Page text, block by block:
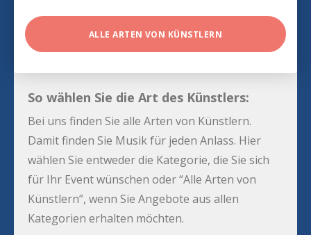
ALLE ARTEN VON KÜNSTLERN
So wählen Sie die Art des Künstlers:
Bei uns finden Sie alle Arten von Künstlern.
Damit finden Sie Musik für jeden Anlass. Hier
wählen Sie entweder die Kategorie, die Sie sich
für Ihr Event wünschen oder “Alle Arten von
Künstlern”, wenn Sie Angebote aus allen
Kategorien erhalten möchten.